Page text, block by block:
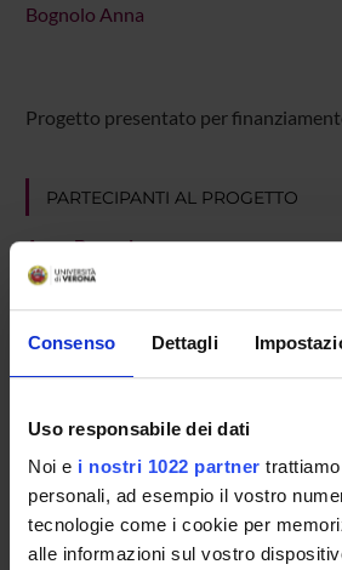
Consenso Dettagli
Uso responsabile dei dati
Noi e i nostri 1022 partner
personali, ad esempio il vostro
tecnologie come i cookie per
alle informazioni sul vostro
Bognolo Anna
Progetto presentato per
PARTECIPANTI AL PROGETTO
Anna Bognolo
Professore emerito
Professore associato
Letterature iberiche e ispano-
Romance
Letterature iberiche e ispano-